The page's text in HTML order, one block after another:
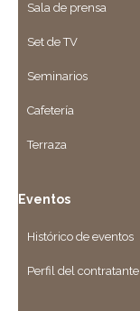
Sala de prensa
Set de TV
Seminarios
Cafetería
Terraza
Eventos
Histórico de eventos
Perfil del contratante